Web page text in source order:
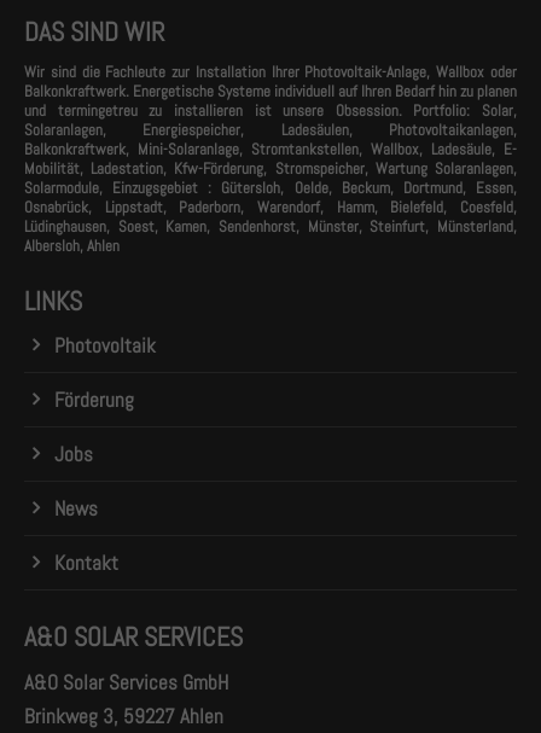
DAS SIND WIR
Wir sind die Fachleute zur Installation Ihrer Photovoltaik-Anlage, Wallbox oder
Balkonkraftwerk. Energetische Systeme individuell auf Ihren Bedarf hin zu planen
und termingetreu zu installieren ist unsere Obsession. Portfolio: Solar,
Solaranlagen, Energiespeicher, Ladesäulen, Photovoltaikanlagen,
Balkonkraftwerk, Mini-Solaranlage, Stromtankstellen, Wallbox, Ladesäule, E-
Mobilität, Ladestation, Kfw-Förderung, Stromspeicher, Wartung Solaranlagen,
Solarmodule, Einzugsgebiet : Gütersloh, Oelde, Beckum, Dortmund, Essen,
Osnabrück, Lippstadt, Paderborn, Warendorf, Hamm, Bielefeld, Coesfeld,
Lüdinghausen, Soest, Kamen, Sendenhorst, Münster, Steinfurt, Münsterland,
Albersloh, Ahlen
LINKS
Photovoltaik
Förderung
Jobs
News
Kontakt
A&O SOLAR SERVICES
A&O Solar Services GmbH
Brinkweg 3, 59227 Ahlen